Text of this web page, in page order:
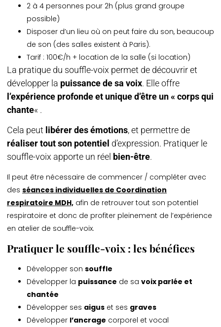
2 à 4 personnes pour 2h (plus grand groupe
possible)
Disposer d’un lieu où on peut faire du son, beaucoup
de son (des salles existent à Paris).
Tarif : 100€/h + location de la salle (si location)
La pratique du souffle-voix permet de découvrir et
développer la puissance de sa voix. Elle offre
l’expérience profonde et unique d’être un « corps qui
chante« .
Cela peut libérer des émotions, et permettre de
réaliser tout son potentiel d’expression. Pratiquer le
souffle-voix apporte un réel bien-être.
Il peut être nécessaire de commencer / compléter avec
des séances individuelles de Coordination
respiratoire MDH, afin de retrouver tout son potentiel
respiratoire et donc de profiter pleinement de l’expérience
en atelier de souffle-voix.
Pratiquer le souffle-voix : les bénéfices
Développer son souffle
Développer la puissance de sa voix parlée et
chantée
Développer ses aigus et ses graves
Développer l’ancrage corporel et vocal